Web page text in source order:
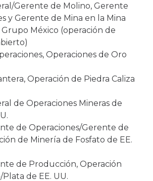
Gerente de Molino, Gerente
y Gerente de Mina en la Mina
Grupo México (operación de
Operaciones de Oro
Operación de Piedra Caliza
de Operaciones Mineras de
de Operaciones/Gerente de
de Minería de Fosfato de EE.
de Producción, Operación
de EE. UU.